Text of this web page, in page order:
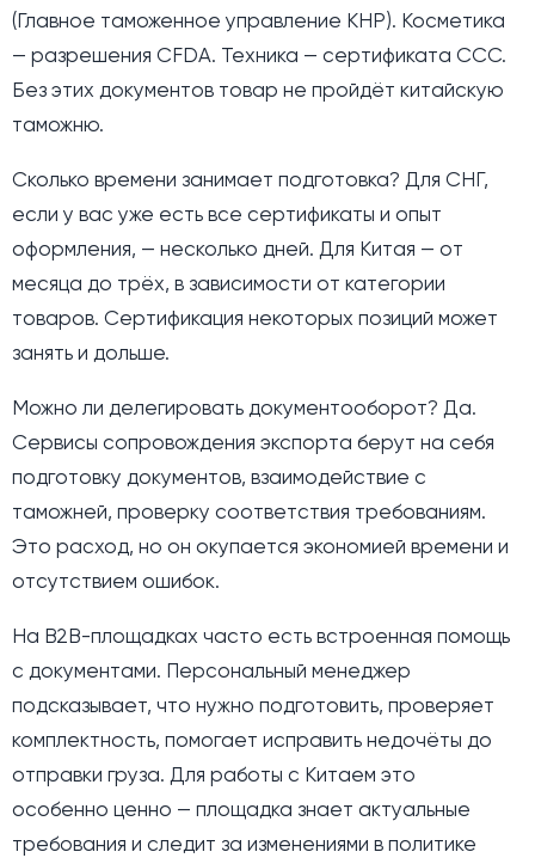
(Главное таможенное управление КНР). Косметика
— разрешения CFDA. Техника — сертификата CCC.
Без этих документов товар не пройдёт китайскую
таможню.
Сколько времени занимает подготовка? Для СНГ,
если у вас уже есть все сертификаты и опыт
оформления, — несколько дней. Для Китая — от
месяца до трёх, в зависимости от категории
товаров. Сертификация некоторых позиций может
занять и дольше.
Можно ли делегировать документооборот? Да.
Сервисы сопровождения экспорта берут на себя
подготовку документов, взаимодействие с
таможней, проверку соответствия требованиям.
Это расход, но он окупается экономией времени и
отсутствием ошибок.
На B2B-площадках часто есть встроенная помощь
с документами. Персональный менеджер
подсказывает, что нужно подготовить, проверяет
комплектность, помогает исправить недочёты до
отправки груза. Для работы с Китаем это
особенно ценно — площадка знает актуальные
требования и следит за изменениями в политике